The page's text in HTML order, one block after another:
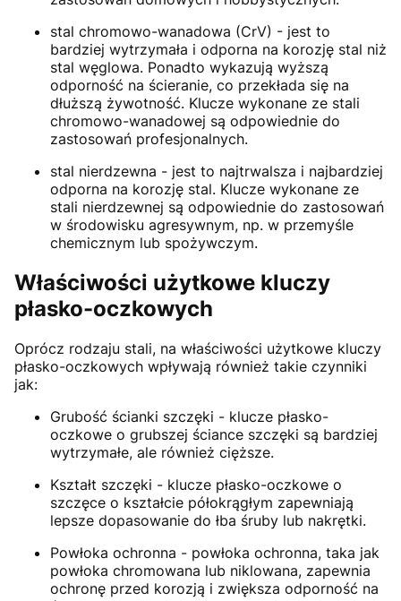
stal chromowo-wanadowa (CrV) - jest to
bardziej wytrzymała i odporna na korozję stal niż
stal węglowa. Ponadto wykazują wyższą
odporność na ścieranie, co przekłada się na
dłuższą żywotność. Klucze wykonane ze stali
chromowo-wanadowej są odpowiednie do
zastosowań profesjonalnych.
stal nierdzewna - jest to najtrwalsza i najbardziej
odporna na korozję stal. Klucze wykonane ze
stali nierdzewnej są odpowiednie do zastosowań
w środowisku agresywnym, np. w przemyśle
chemicznym lub spożywczym.
Właściwości użytkowe kluczy
płasko-oczkowych
Oprócz rodzaju stali, na właściwości użytkowe kluczy
płasko-oczkowych wpływają również takie czynniki
jak:
Grubość ścianki szczęki - klucze płasko-
oczkowe o grubszej ściance szczęki są bardziej
wytrzymałe, ale również cięższe.
Kształt szczęki - klucze płasko-oczkowe o
szczęce o kształcie półokrągłym zapewniają
lepsze dopasowanie do łba śruby lub nakrętki.
Powłoka ochronna - powłoka ochronna, taka jak
powłoka chromowana lub niklowana, zapewnia
ochronę przed korozją i zwiększa odporność na